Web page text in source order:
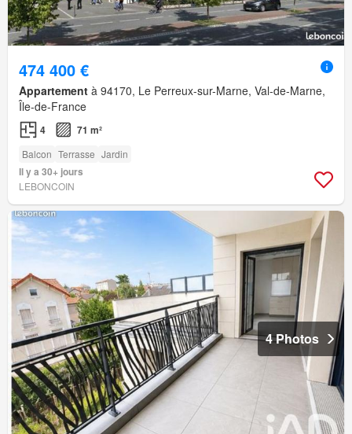
474 400 €
Appartement à 94170, Le Perreux-sur-Marne, Val-de-Marne,
Île-de-France
4 71 m²
Balcon Terrasse Jardin
Il y a 30+ jours
LEBONCOIN
4 Photos